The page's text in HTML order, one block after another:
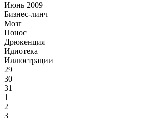
Июнь 2009
Бизнес-линч
Мозг
Понос
Дрюкенция
Идиотека
Иллюстрации
29
30
31
1
2
3